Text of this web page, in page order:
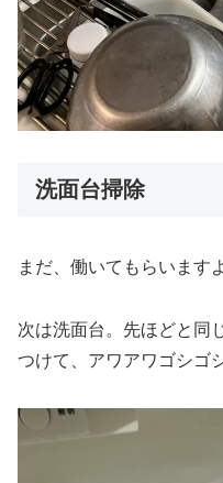
洗面台掃除
まだ、働いてもらいます
次は洗面台。先ほどと同
つけて、アワアワゴシゴ